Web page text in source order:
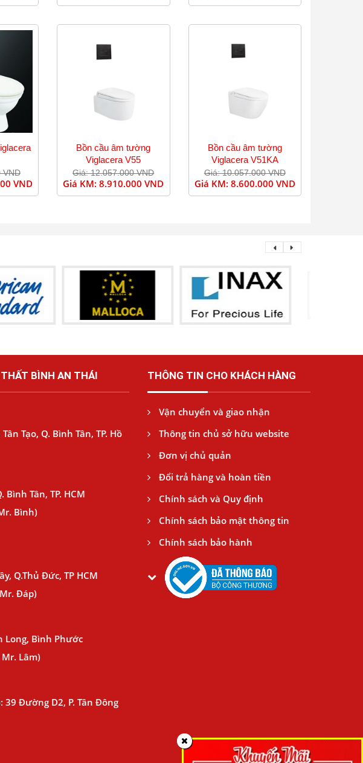
VND
VND
Bồn cầu âm tường
Viglacera V55
Giá: 12.057.000 VND
Giá KM:8.910.000 VND
Bồn cầu âm tường
Viglacera V51KA
Giá: 10.057.000 VND
Giá KM: 8.600.000 VND
BÌNH AN THÁI
Tạo, Q. Bình Tân, TP. Hồ
Bình Tân, TP. HCM
Bình)
Q.Thủ Đức, TP HCM
Đáp)
Long, Bình Phước
Lâm)
39 Đường D2, P. Tân Đông
THÔNG TIN CHO KHÁCH HÀNG
Vận chuyển và giao nhận
Thông tin chủ sở hữu website
Đơn vị chủ quản
Đổi trả hàng và hoàn tiền
Chính sách và Quy định
Chính sách bảo mật thông tin
Chính sách bảo hành